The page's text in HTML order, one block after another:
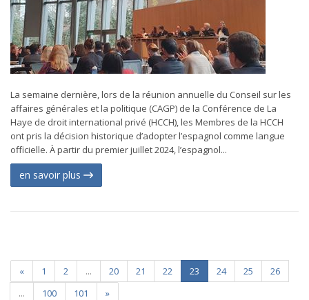
La semaine dernière, lors de la réunion annuelle du Conseil sur les
affaires générales et la politique (CAGP) de la Conférence de La
Haye de droit international privé (HCCH), les Membres de la HCCH
ont pris la décision historique d’adopter l’espagnol comme langue
officielle. À partir du premier juillet 2024, l’espagnol...
en savoir plus
« 1 2 ... 20 21 22 23 24 25
26
...
100 101 »